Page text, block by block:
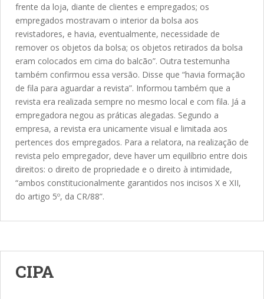
frente da loja, diante de clientes e empregados; os
empregados mostravam o interior da bolsa aos
revistadores, e havia, eventualmente, necessidade de
remover os objetos da bolsa; os objetos retirados da bolsa
eram colocados em cima do balcão”. Outra testemunha
também confirmou essa versão. Disse que “havia formação
de fila para aguardar a revista”. Informou também que a
revista era realizada sempre no mesmo local e com fila. Já a
empregadora negou as práticas alegadas. Segundo a
empresa, a revista era unicamente visual e limitada aos
pertences dos empregados. Para a relatora, na realização de
revista pelo empregador, deve haver um equilíbrio entre dois
direitos: o direito de propriedade e o direito à intimidade,
“ambos constitucionalmente garantidos nos incisos X e XII,
do artigo 5º, da CR/88”.
CIPA